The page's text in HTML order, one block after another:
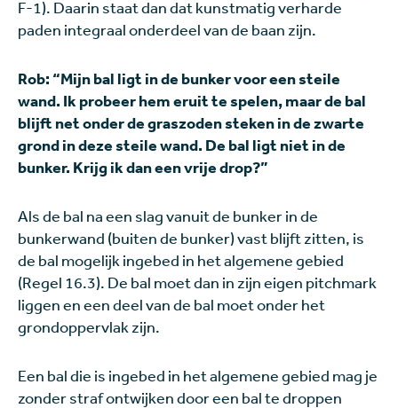
F-1). Daarin staat dan dat kunstmatig verharde
paden integraal onderdeel van de baan zijn.
Rob: “Mijn bal ligt in de bunker voor een steile
wand. Ik probeer hem eruit te spelen, maar de bal
blijft net onder de graszoden steken in de zwarte
grond in deze steile wand. De bal ligt niet in de
bunker. Krijg ik dan een vrije drop?”
Als de bal na een slag vanuit de bunker in de
bunkerwand (buiten de bunker) vast blijft zitten, is
de bal mogelijk ingebed in het algemene gebied
(Regel 16.3). De bal moet dan in zijn eigen pitchmark
liggen en een deel van de bal moet onder het
grondoppervlak zijn.
Een bal die is ingebed in het algemene gebied mag je
zonder straf ontwijken door een bal te droppen